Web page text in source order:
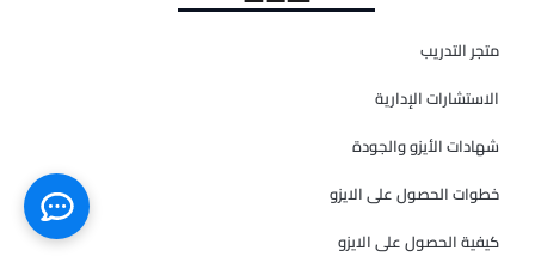
متجر التدريب
الاستشارات الإدارية
شهادات الأيزو والجودة
خطوات الحصول على الايزو
كيفية الحصول على الايزو